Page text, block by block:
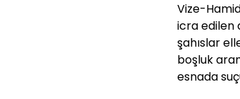
Vize-
icra edilen
şahıslar
boşluk
esnada